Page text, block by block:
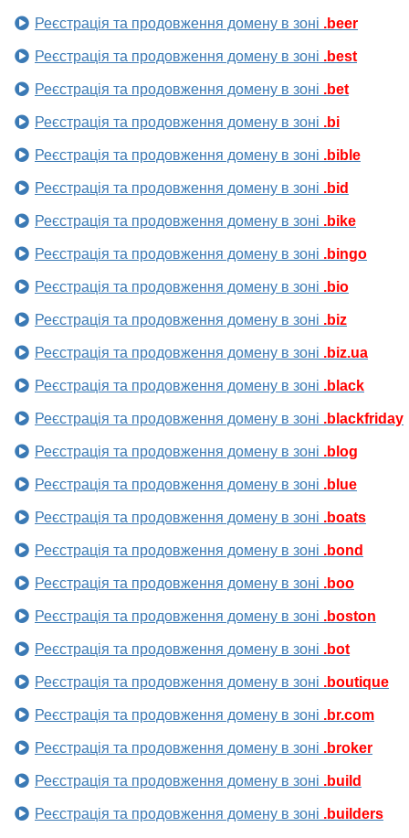
Реєстрація та продовження домену в зоні .beer
Реєстрація та продовження домену в зоні .best
Реєстрація та продовження домену в зоні .bet
Реєстрація та продовження домену в зоні .bi
Реєстрація та продовження домену в зоні .bible
Реєстрація та продовження домену в зоні .bid
Реєстрація та продовження домену в зоні .bike
Реєстрація та продовження домену в зоні .bingo
Реєстрація та продовження домену в зоні .bio
Реєстрація та продовження домену в зоні .biz
Реєстрація та продовження домену в зоні .biz.ua
Реєстрація та продовження домену в зоні .black
Реєстрація та продовження домену в зоні .blackfriday
Реєстрація та продовження домену в зоні .blog
Реєстрація та продовження домену в зоні .blue
Реєстрація та продовження домену в зоні .boats
Реєстрація та продовження домену в зоні .bond
Реєстрація та продовження домену в зоні .boo
Реєстрація та продовження домену в зоні .boston
Реєстрація та продовження домену в зоні .bot
Реєстрація та продовження домену в зоні .boutique
Реєстрація та продовження домену в зоні .br.com
Реєстрація та продовження домену в зоні .broker
Реєстрація та продовження домену в зоні .build
Реєстрація та продовження домену в зоні .builders